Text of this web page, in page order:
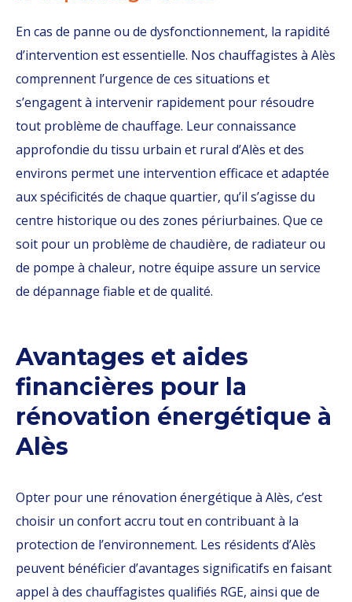
En cas de panne ou de dysfonctionnement, la rapidité
d’intervention est essentielle. Nos chauffagistes à Alès
comprennent l’urgence de ces situations et
s’engagent à intervenir rapidement pour résoudre
tout problème de chauffage. Leur connaissance
approfondie du tissu urbain et rural d’Alès et des
environs permet une intervention efficace et adaptée
aux spécificités de chaque quartier, qu’il s’agisse du
centre historique ou des zones périurbaines. Que ce
soit pour un problème de chaudière, de radiateur ou
de pompe à chaleur, notre équipe assure un service
de dépannage fiable et de qualité.
Avantages et aides
financières pour la
rénovation énergétique à
Alès
Opter pour une rénovation énergétique à Alès, c’est
choisir un confort accru tout en contribuant à la
protection de l’environnement. Les résidents d’Alès
peuvent bénéficier d’avantages significatifs en faisant
appel à des chauffagistes qualifiés RGE, ainsi que de